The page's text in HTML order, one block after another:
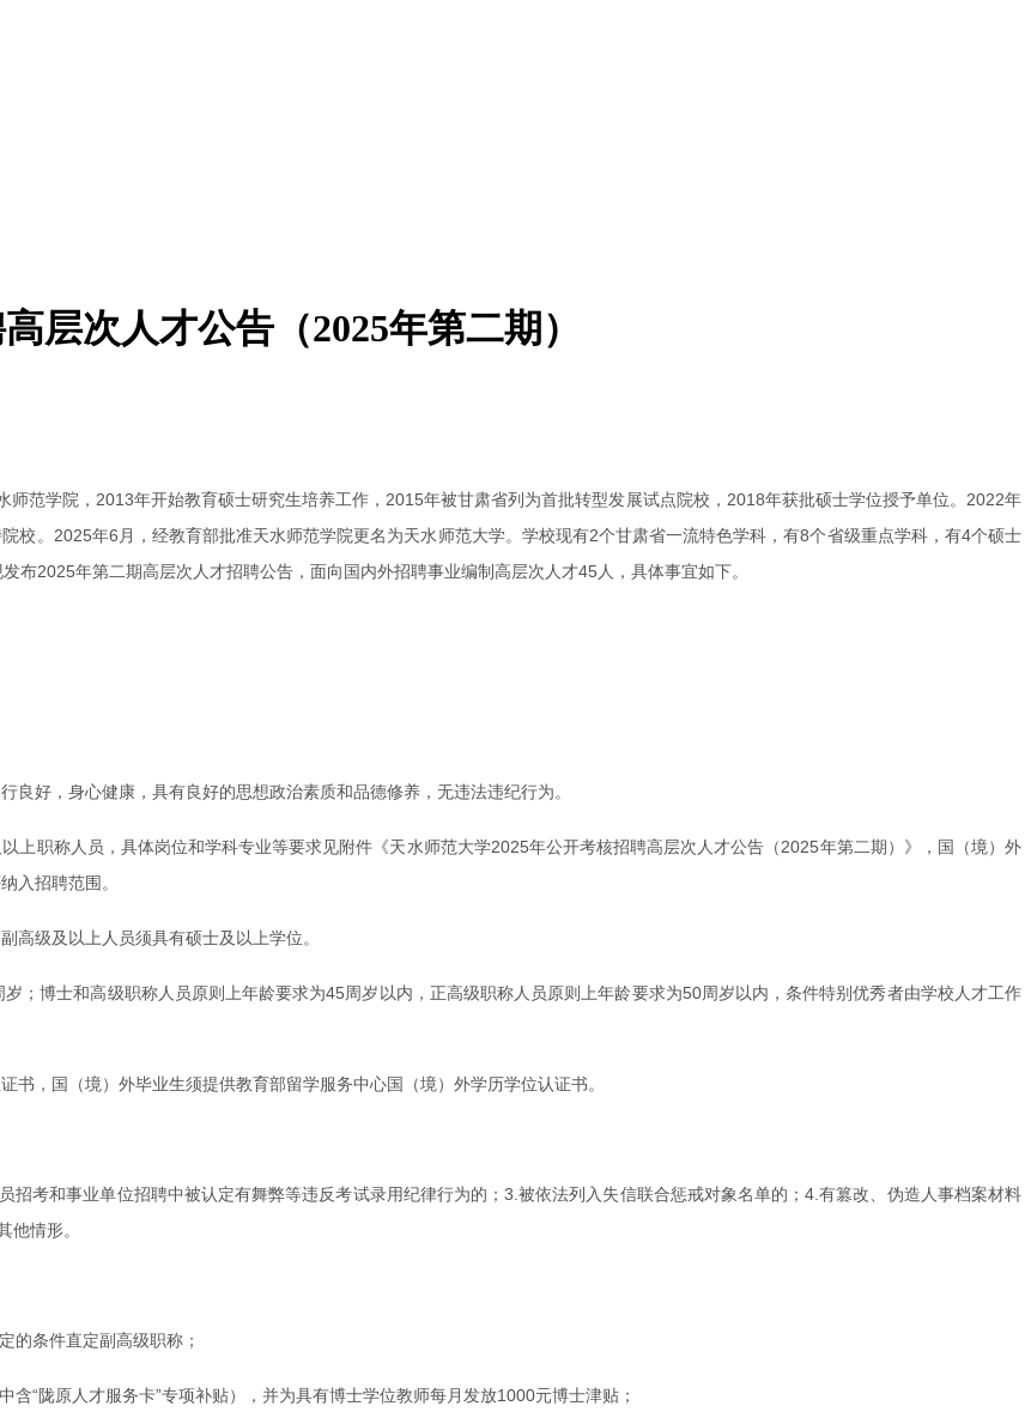
层次人才公告（2025年第二期）
范学院，2013年开始教育硕士研究生培养工作，2015年被甘肃省列为首批转型发展试点院校，2018年获批硕士学位授予单位。2022年
校。2025年6月，经教育部批准天水师范学院更名为天水师范大学。学校现有2个甘肃省一流特色学科，有8个省级重点学科，有4个硕士
2025年第二期高层次人才招聘公告，面向国内外招聘事业编制高层次人才45人，具体事宜如下。
良好，身心健康，具有良好的思想政治素质和品德修养，无违法违纪行为。
上职称人员，具体岗位和学科专业等要求见附件《天水师范大学2025年公开考核招聘高层次人才公告（2025年第二期）》，国（境）外
入招聘范围。
高级及以上人员须具有硕士及以上学位。
；博士和高级职称人员原则上年龄要求为45周岁以内，正高级职称人员原则上年龄要求为50周岁以内，条件特别优秀者由学校人才工作
书，国（境）外毕业生须提供教育部留学服务中心国（境）外学历学位认证书。
考和事业单位招聘中被认定有舞弊等违反考试录用纪律行为的；3.被依法列入失信联合惩戒对象名单的；4.有篡改、伪造人事档案材料
他情形。
的条件直定副高级职称；
“陇原人才服务卡”专项补贴），并为具有博士学位教师每月发放1000元博士津贴；